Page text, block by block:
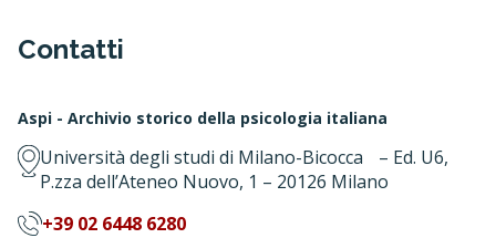
Contatti
Aspi - Archivio storico della psicologia italiana
Università degli studi di Milano-Bicocca – Ed. U6,
P.zza dell’Ateneo Nuovo, 1 – 20126 Milano
+39 02 6448 6280